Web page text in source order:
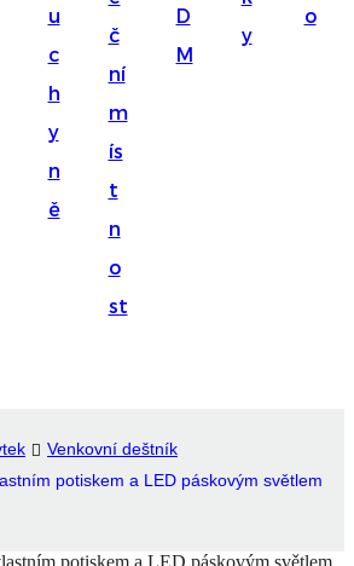
Suomi
lietuvių
èdè Yorùbá
Tiếng Việt
u
c
h
y
n
ě
č
ní
m
ís
t
n
o
st
D
M
y
o
Venkovní deštník
potiskem a LED páskovým světlem